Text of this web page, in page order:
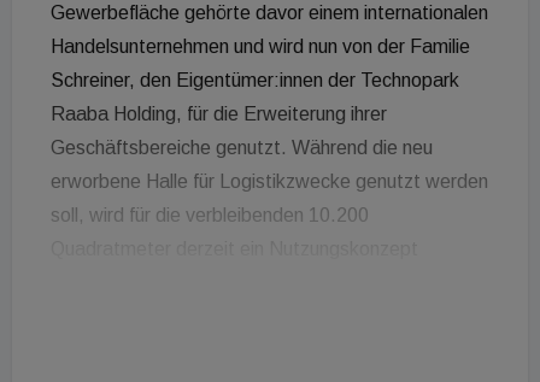
Gewerbefläche gehörte davor einem internationalen
Handelsunternehmen und wird nun von der Familie
Schreiner, den Eigentümer:innen der Technopark
Raaba Holding, für die Erweiterung ihrer
Geschäftsbereiche genutzt. Während die neu
erworbene Halle für Logistikzwecke genutzt werden
soll, wird für die verbleibenden 10.200